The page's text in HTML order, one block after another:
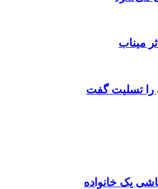
میناب
را تسلیت گفت
یک خانواده